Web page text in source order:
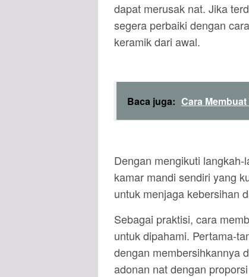
dapat merusak nat. Jika
segera perbaiki dengan
keramik dari awal.
Baca juga: Cara
Dengan mengikuti
kamar mandi sendiri yang
untuk menjaga kebersihan
Sebagai praktisi, cara
untuk dipahami. Pertama-
dengan membersihkannya
adonan nat dengan